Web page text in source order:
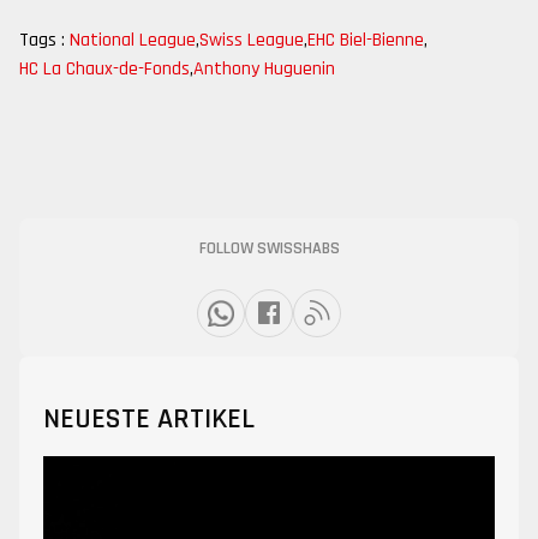
Tags : National League,Swiss League,EHC Biel-Bienne,
HC La Chaux-de-Fonds,Anthony Huguenin
FOLLOW SWISSHABS
NEUESTE ARTIKEL